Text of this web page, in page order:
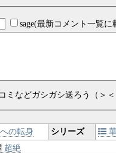
sage(最新コメント一覧に
ミなどガシガシ送ろう（＞
の転身 シリーズ
超絶